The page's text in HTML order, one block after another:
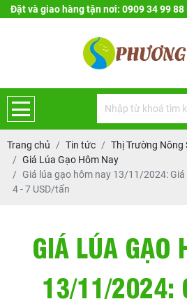
Đặt và giao hàng tận nơi: 0909 34 99 88
Trang chủ Tin tức
Thị Trường Nông
Giá Lúa Gạo Hôm Nay
Giá lúa gạo hôm nay 13/11/2024:
4 - 7 USD/tấn
GIÁ LÚA GẠO
13/11/2024: